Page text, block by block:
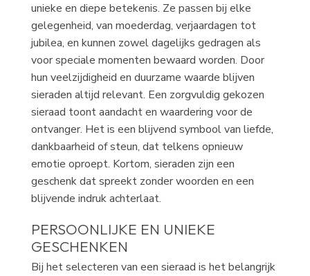
unieke en diepe betekenis. Ze passen bij elke
gelegenheid, van moederdag, verjaardagen tot
jubilea, en kunnen zowel dagelijks gedragen als
voor speciale momenten bewaard worden. Door
hun veelzijdigheid en duurzame waarde blijven
sieraden altijd relevant. Een zorgvuldig gekozen
sieraad toont aandacht en waardering voor de
ontvanger. Het is een blijvend symbool van liefde,
dankbaarheid of steun, dat telkens opnieuw
emotie oproept. Kortom, sieraden zijn een
geschenk dat spreekt zonder woorden en een
blijvende indruk achterlaat.
PERSOONLIJKE EN UNIEKE
GESCHENKEN
Bij het selecteren van een sieraad is het belangrijk